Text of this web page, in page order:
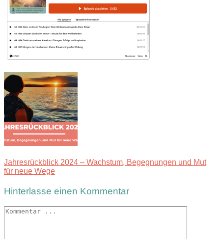
Jahresrückblick 2024 – Wachstum, Begegnungen und Mut
für neue Wege
Hinterlasse einen Kommentar